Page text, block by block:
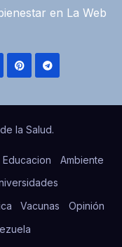
en La Web
la Salud.
Educacion
Ambiente
Vacunas
Opinión